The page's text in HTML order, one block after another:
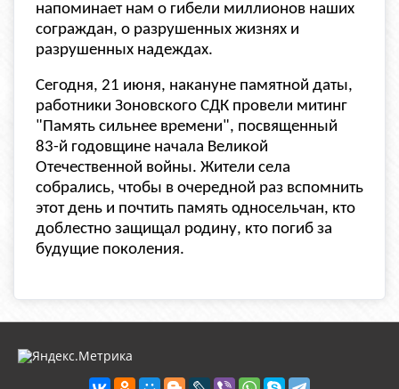
напоминает нам о гибели миллионов наших
сограждан, о разрушенных жизнях и
разрушенных надеждах.
Сегодня, 21 июня, накануне памятной даты,
работники Зоновского СДК провели митинг
"Память сильнее времени", посвященный
83-й годовщине начала Великой
Отечественной войны. Жители села
собрались, чтобы в очередной раз вспомнить
этот день и почтить память односельчан, кто
доблестно защищал родину, кто погиб за
будущие поколения.